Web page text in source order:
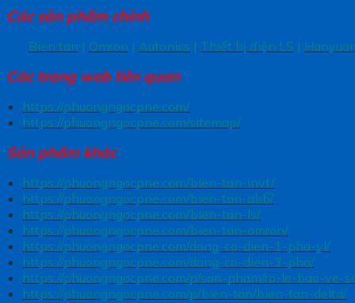
Các sản phẩm chính
Bien tan | Omron | Autonics | Thiết bị điện LS |
Các trang web liên quan
https://phuongngocpne.com/
https://phuongngocpne.com/sitemap/
Sản phẩm khác
https://phuongngocpne.com/bien-tan-invt/
https://phuongngocpne.com/bien-tan-abb/
https://phuongngocpne.com/bien-tan-ls/
https://phuongngocpne.com/bien-tan-omron/
https://phuongngocpne.com/dong-co-dien-1-pha-yl/
https://phuongngocpne.com/dong-co-dien-3-pha/
https://phuongngocpne.com/p/san-pham/ro-le-bao-ve-
https://phuongngocpne.com/p/bien-tan/bien-tan-delta/